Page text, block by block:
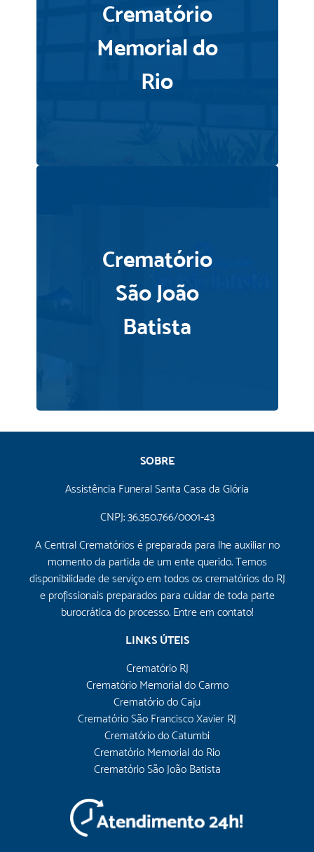
Crematório
Memorial do
Rio
Crematório
São João
Batista
SOBRE
Assistência Funeral Santa Casa da Glória
CNPJ: 36.350.766/0001-43
A Central Crematórios é preparada para lhe auxiliar no
momento da partida de um ente querido. Temos
disponibilidade de serviço em todos os crematórios do RJ
e profissionais preparados para cuidar de toda parte
burocrática do processo. Entre em contato!
LINKS ÚTEIS
Crematório RJ
Crematório Memorial do Carmo
Crematório do Caju
Crematório São Francisco Xavier RJ
Crematório do Catumbi
Crematório Memorial do Rio
Crematório São João Batista